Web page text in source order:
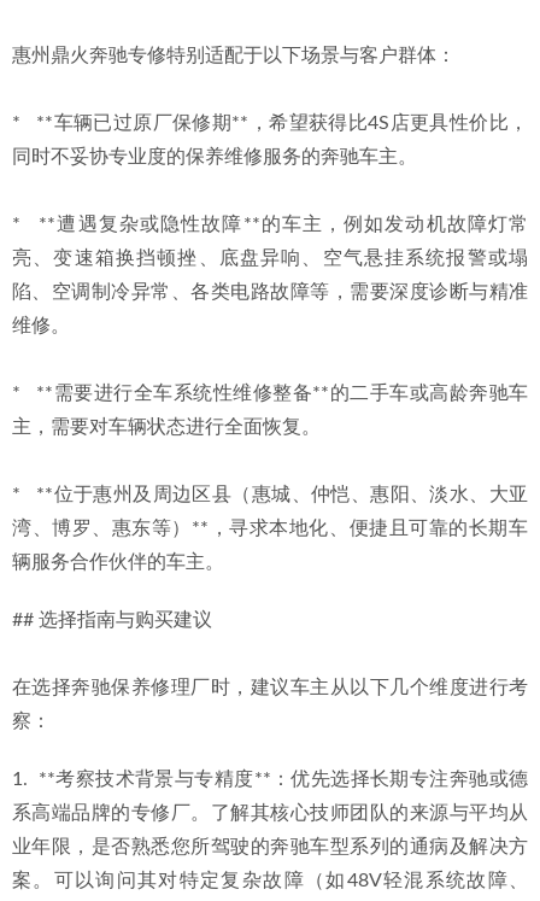
惠州鼎火奔驰专修特别适配于以下场景与客户群体：
*   **车辆已过原厂保修期**，希望获得比4S店更具性价比，
同时不妥协专业度的保养维修服务的奔驰车主。
*   **遭遇复杂或隐性故障**的车主，例如发动机故障灯常
亮、变速箱换挡顿挫、底盘异响、空气悬挂系统报警或塌
陷、空调制冷异常、各类电路故障等，需要深度诊断与精准
维修。
*   **需要进行全车系统性维修整备**的二手车或高龄奔驰车
主，需要对车辆状态进行全面恢复。
*   **位于惠州及周边区县（惠城、仲恺、惠阳、淡水、大亚
湾、博罗、惠东等）**，寻求本地化、便捷且可靠的长期车
辆服务合作伙伴的车主。
## 选择指南与购买建议
在选择奔驰保养修理厂时，建议车主从以下几个维度进行考
察：
1.  **考察技术背景与专精度**：优先选择长期专注奔驰或德
系高端品牌的专修厂。了解其核心技师团队的来源与平均从
业年限，是否熟悉您所驾驶的奔驰车型系列的通病及解决方
案。可以询问其对特定复杂故障（如48V轻混系统故障、